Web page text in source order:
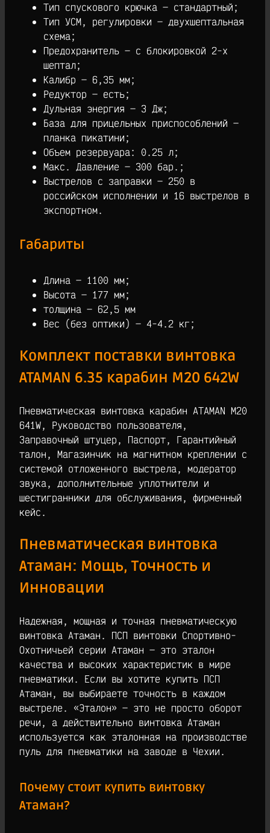
Тип спускового крючка — стандартный;
Тип УСМ, регулировки — двухшептальная
схема;
Предохранитель — с блокировкой 2-х
шептал;
Калибр — 6,35 мм;
Редуктор — есть;
Дульная энергия — 3 Дж;
База для прицельных приспособлений —
планка пикатини;
Объем резервуара: 0.25 л;
Макс. Давление — 300 бар.;
Выстрелов с заправки — 250 в
российском исполнении и 16 выстрелов в
экспортном.
Габариты
Длина — 1100 мм;
Высота — 177 мм;
толщина — 62,5 мм
Вес (без оптики) — 4-4.2 кг;
Комплект поставки винтовка
ATAMAN 6.35 карабин M20 642W
Пневматическая винтовка карабин ATAMAN M20
641W, Руководство пользователя,
Заправочный штуцер, Паспорт, Гарантийный
талон, Магазинчик на магнитном креплении с
системой отложенного выстрела, модератор
звука, дополнительные уплотнители и
шестигранники для обслуживания, фирменный
кейс.
Пневматическая винтовка
Атаман: Мощь, Точность и
Инновации
Надежная, мощная и точная пневматическую
винтовка Атаман. ПСП винтовки Спортивно-
Охотничьей серии Атаман — это эталон
качества и высоких характеристик в мире
пневматики. Если вы хотите купить ПСП
Атаман, вы выбираете точность в каждом
выстреле. «Эталон» — это не просто оборот
речи, а действительно винтовка Атаман
используется как эталонная на производстве
пуль для пневматики на заводе в Чехии.
Почему стоит купить винтовку
Атаман?